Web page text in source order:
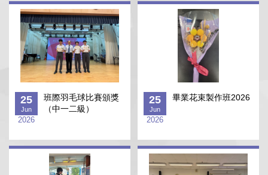
25
Jun
2026
班際羽毛球比賽頒獎
（中一二級）
25
Jun
2026
畢業花束製作班2026